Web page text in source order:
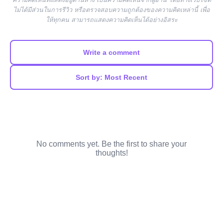
ไม่ได้มีส่วนในการรีวิว หรือตรวจสอบความถูกต้องของความคิดเหล่านี้ เพื่อ
ให้ทุกคน สามารถแสดงความคิดเห็นได้อย่างอิสระ
Write a comment
Sort by: Most Recent
No comments yet. Be the first to share your
thoughts!